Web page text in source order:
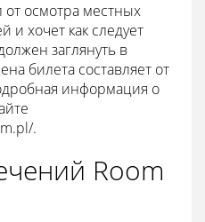
от осмотра местных
и хочет как следует
заглянуть в
билета составляет от
информация о
.
Room